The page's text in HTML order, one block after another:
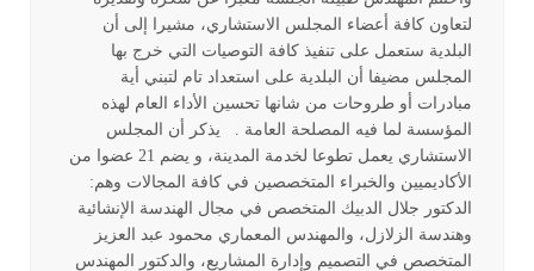
لتعاون كافة أعضاء المجلس الاستشاري، مشيرا إلى أن
البلدية ستعمل على تنفيذ كافة التوصيات التي خرج بها
المجلس مضيفا أن البلدية على استعداد تام لتبني أية
مبادرات أو طروحات من شانها تحسين الأداء العام لهذه
المؤسسة لما فيه المصلحة العامة . يذكر أن المجلس
الاستشاري يعمل تطوعا لخدمة المدينة، و يضم 21 عضوا من
الأكاديميين والخبراء المتخصصين في كافة المجالات وهم:
الدكتور جلال الدبيك المتخصص في مجال الهندسة الإنشائية
وهندسة الزلازل، والمهندس المعماري محمود عبد العزيز
المتخصص في التصميم وإدارة المشاريع، والدكتور المهندس